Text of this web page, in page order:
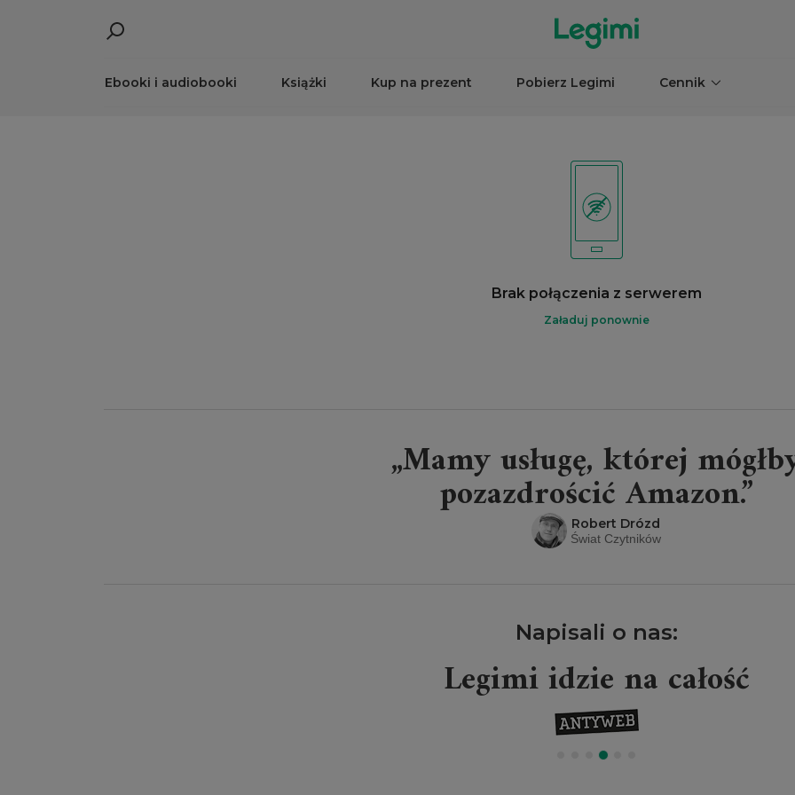
Ebooki i audiobooki Książki Kup na prezent Pobierz Legimi Cennik
Brak połączenia z serwerem
Załaduj ponownie
„Mamy usługę, której
pozazdrościć Amazon.”
Robert Drózd
Świat Czytników
Napisali o nas:
Legimi idzie na całość